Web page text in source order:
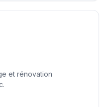
et rénovation